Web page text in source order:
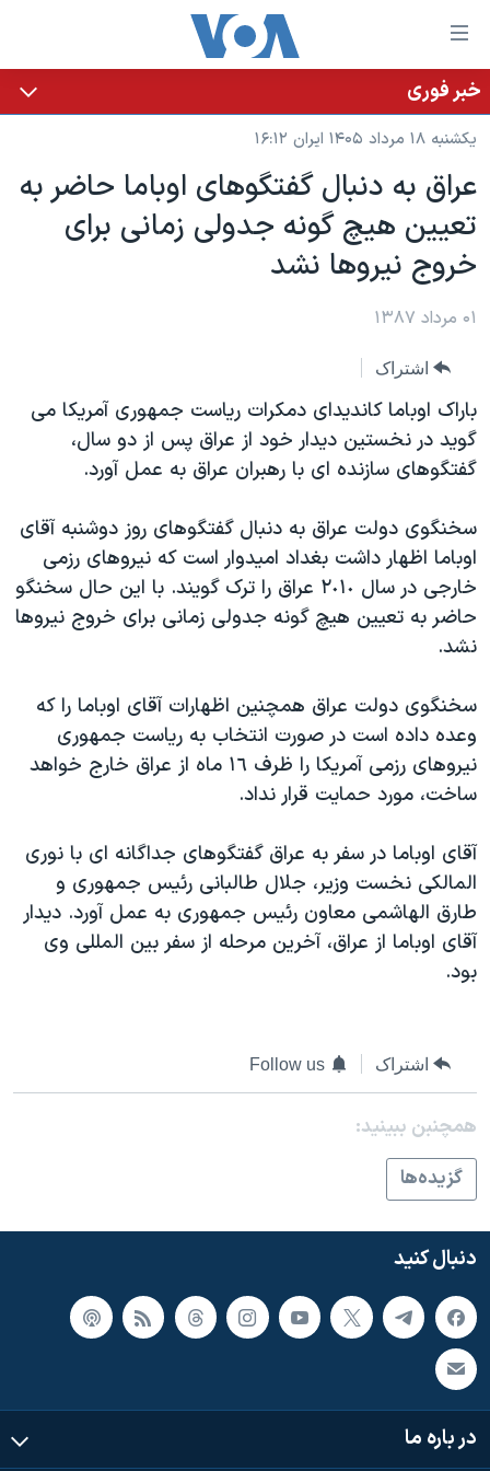
لینکهای
قابل
دسترسی
جهش
محتوای
اصلی
جهش
صفحه
جهش
جستجو
خانه
نسخه سبک وب‌سایت
موضوع ها
ایران
آمریکا
جهان
ویژه برنامه‌ها
ویدیوها
حقوق شهروندی
اقتصادی
علم و فناوری
گالری عکس
برنامه های تلویزیونی
جدول برنامه ها
صفحه‌های ویژه
۲۵۰سالگی آمریکا
بایگانی برنامه‌های تلویزیونی
انتخابات ریاست جمهوری آمریکا ۲۰۲۴
حمله جمهوری اسلامی به اسرائیل
رمز مهسا
اعتراضات زن، زندگی، آزادی
مجموعه مستندهای دادخواهی
تریبونال مردمی آبان ۹۸
چهل سال گروگان‌گیری
قانون شفافیت دارائی کادر رهبری ایران
اعتراضات مردمی آبان ۹۸
همایش محافظه‌کاران آمریکا «سی‌پک»
سفر پرزیدنت ترامپ به چین
فرکانس‌های صدای آمریکا
یادگیری زبان انگلیسی
زبانهای مختلف
خبر فوری
یکشنبه ۱۸ مرداد ۱۴۰۵ ایران ۱۶:۱۲
عراق به دنبال گفتگوهای اوباما حاضر به
تعيين هيچ گونه جدولی زمانی برای
خروج نيروها نشد
۰۱ مرداد ۱۳۸۷
اشتراک
باراک اوباما کانديدای دمکرات رياست جمهوری آمريکا می
گويد در نخستين ديدار خود از عراق پس از دو سال،
گفتگوهای سازنده ای با رهبران عراق به عمل آورد.
سخنگوی دولت عراق به دنبال گفتگوهای روز دوشنبه آقای
اوباما اظهار داشت بغداد اميدوار است که نيروهای رزمی
خارجی در سال ٢٠١٠ عراق را ترک گويند. با اين حال سخنگو
حاضر به تعيين هيچ گونه جدولی زمانی برای خروج نيروها
نشد.
سخنگوی دولت عراق همچنين اظهارات آقای اوباما را که
وعده داده است در صورت انتخاب به رياست جمهوری
نيروهای رزمی آمريکا را ظرف ١٦ ماه از عراق خارج خواهد
ساخت، مورد حمايت قرار نداد.
آقای اوباما در سفر به عراق گفتگوهای جداگانه ای با نوری
المالکی نخست وزير، جلال طالبانی رئيس جمهوری و
طارق الهاشمی معاون رئيس جمهوری به عمل آورد. ديدار
آقای اوباما از عراق، آخرين مرحله از سفر بين المللی وی
بود.
اشتراک Follow us
همچنبن ببینید:
گزيده‌ها
دنبال کنید
در باره ما